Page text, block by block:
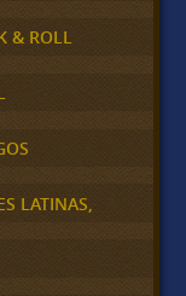
& ROLL
LATINAS,